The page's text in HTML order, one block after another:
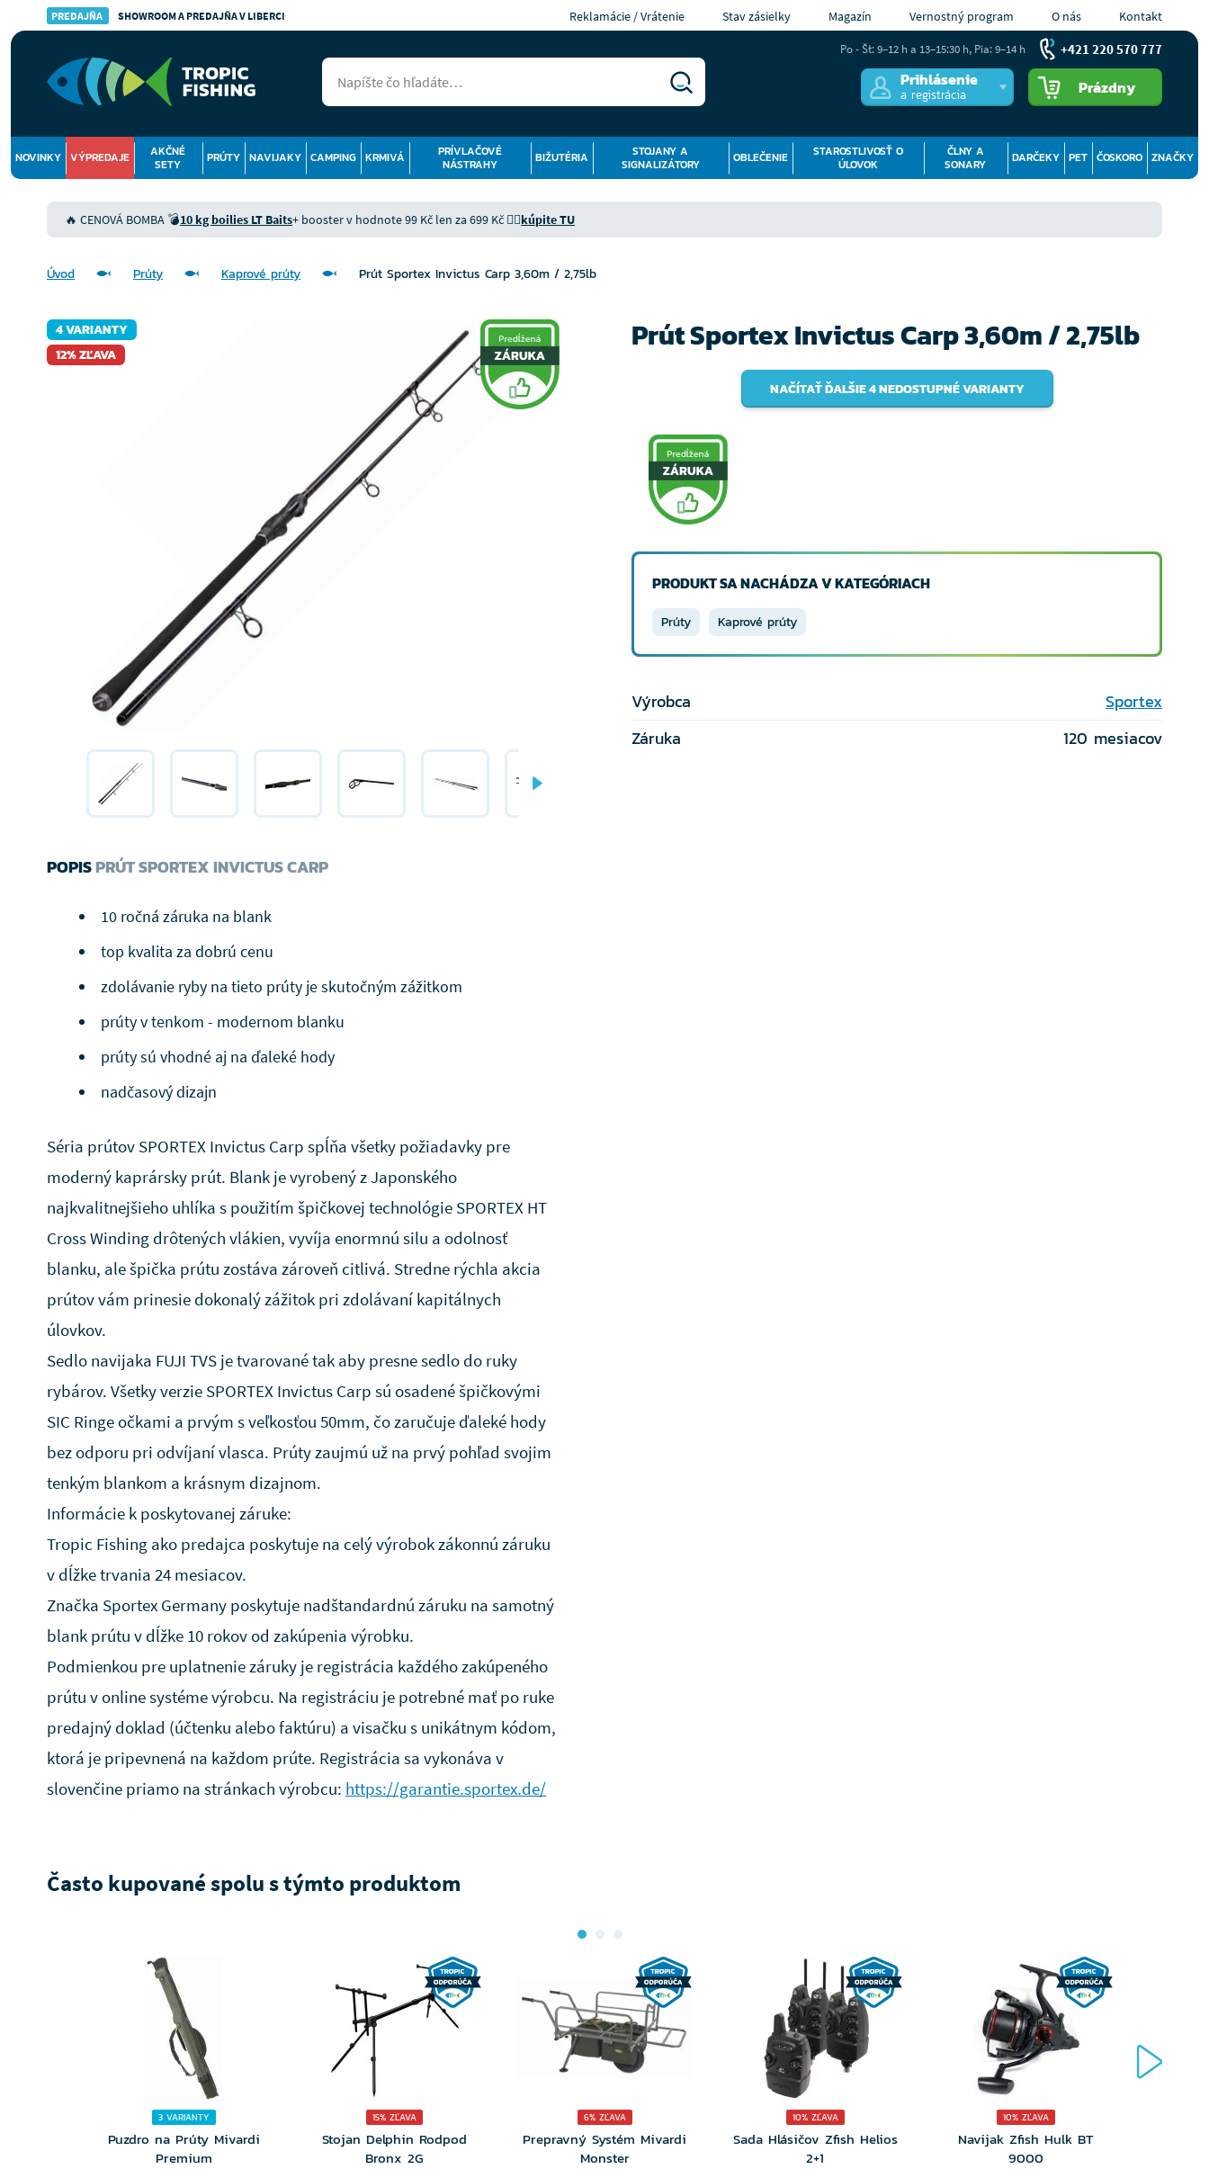
PREDAJŇA SHOWROOM A PREDAJŇA V LIBERCI Reklamácie / Vrátenie Stav zásielky Magazín Vernostný program O nás Kontakt
Prihlásenie
a registrácia Prázdny
NOVINKY VÝPREDAJE
AKČNÉ
SETY
PRÚTY NAVIJAKY CAMPING KRMIVÁ
PRÍVLAČOVÉ
NÁSTRAHY
BIŽUTÉRIA
STOJANY A
SIGNALIZÁTORY
OBLEČENIE
STAROSTLIVOSŤ O
ÚLOVOK
ČLNY A
SONARY
DARČEKY PET ČOSKORO ZNAČKY
Po - Št: 9–12 h a 13–15:30 h, Pia: 9–14 h +421 220 570 777
🔥 CENOVÁ BOMBA 💣10 kg boilies LT Baits+ booster v hodnote 99 Kč len za 699 Kč 👉🏻kúpite TU
Úvod Prúty Kaprové prúty Prút Sportex Invictus Carp 3,60m / 2,75lb
4 VARIANTY
12% ZĽAVA
POPISPRÚT SPORTEX INVICTUS CARP
10 ročná záruka na blank
top kvalita za dobrú cenu
zdolávanie ryby na tieto prúty je skutočným zážitkom
prúty v tenkom - modernom blanku
prúty sú vhodné aj na ďaleké hody
nadčasový dizajn
Séria prútov SPORTEX Invictus Carp spĺňa všetky požiadavky pre
moderný kaprársky prút. Blank je vyrobený z Japonského
najkvalitnejšieho uhlíka s použitím špičkovej technológie SPORTEX HT
Cross Winding drôtených vlákien, vyvíja enormnú silu a odolnosť
blanku, ale špička prútu zostáva zároveň citlivá. Stredne rýchla akcia
prútov vám prinesie dokonalý zážitok pri zdolávaní kapitálnych
úlovkov.
Sedlo navijaka FUJI TVS je tvarované tak aby presne sedlo do ruky
rybárov. Všetky verzie SPORTEX Invictus Carp sú osadené špičkovými
SIC Ringe očkami a prvým s veľkosťou 50mm, čo zaručuje ďaleké hody
bez odporu pri odvíjaní vlasca. Prúty zaujmú už na prvý pohľad svojim
tenkým blankom a krásnym dizajnom.
Informácie k poskytovanej záruke:
Tropic Fishing ako predajca poskytuje na celý výrobok zákonnú záruku
v dĺžke trvania 24 mesiacov.
Značka Sportex Germany poskytuje nadštandardnú záruku na samotný
blank prútu v dĺžke 10 rokov od zakúpenia výrobku.
Podmienkou pre uplatnenie záruky je registrácia každého zakúpeného
prútu v online systéme výrobcu. Na registráciu je potrebné mať po ruke
predajný doklad (účtenku alebo faktúru) a visačku s unikátnym kódom,
ktorá je pripevnená na každom prúte. Registrácia sa vykonáva v
slovenčine priamo na stránkach výrobcu: https://garantie.sportex.de/
Prút Sportex Invictus Carp 3,60m / 2,75lb
NAČÍTAŤ ĎALŠIE 4 NEDOSTUPNÉ VARIANTY
PRODUKT SA NACHÁDZA V KATEGÓRIACH
Prúty Kaprové prúty
Výrobca
Sportex
Záruka
120 mesiacov
Často kupované spolu s týmto produktom
3 VARIANTY
Puzdro na Prúty Mivardi
Premium
15% ZĽAVA
Stojan Delphin Rodpod
Bronx 2G
6% ZĽAVA
Prepravný Systém Mivardi
Monster
10% ZĽAVA
Sada Hlásičov Zfish Helios
2+1
10% ZĽAVA
Navijak Zfish Hulk BT
9000